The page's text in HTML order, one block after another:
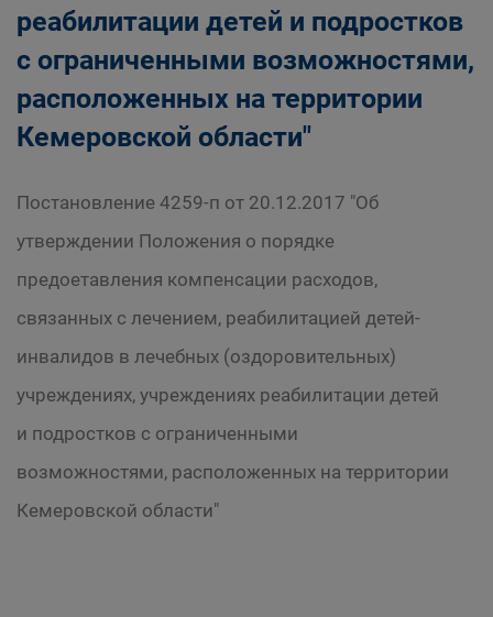
реабилитации детей и подростков
с ограниченными возможностями,
расположенных на территории
Кемеровской области"
Постановление 4259-п от 20.12.2017 "Об
утверждении Положения о порядке
предоетавления компенсации расходов,
связанных с лечением, реабилитацией детей-
инвалидов в лечебных (оздоровительных)
учреждениях, учреждениях реабилитации детей
и подростков с ограниченными
возможностями, расположенных на территории
Кемеровской области"